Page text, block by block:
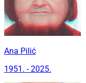
Ana Pilić
1951. - 2025.